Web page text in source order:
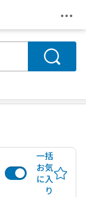
メ
検索
一括
お気
に入
り